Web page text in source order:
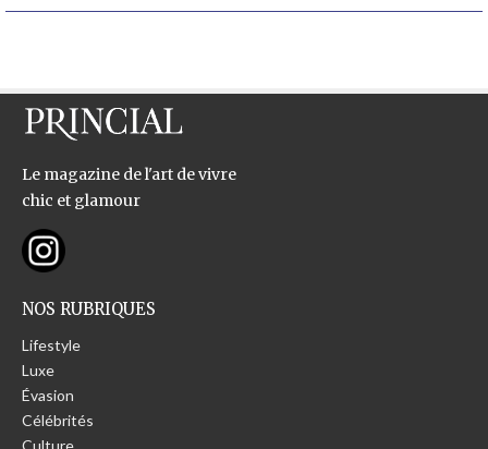
Le magazine de l'art de vivre
chic et glamour
NOS RUBRIQUES
Lifestyle
Luxe
Évasion
Célébrités
Culture